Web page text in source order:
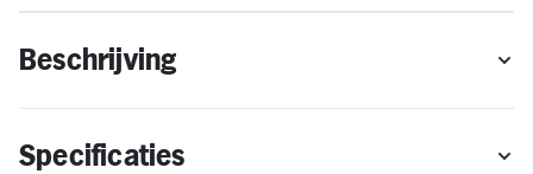
** Retourneren kan alleen wanneer het product voldoet aan de
Beschrijving
Specificaties